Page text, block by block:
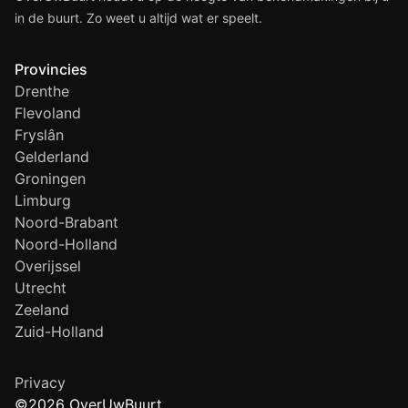
in de buurt. Zo weet u altijd wat er speelt.
Provincies
Drenthe
Flevoland
Fryslân
Gelderland
Groningen
Limburg
Noord-Brabant
Noord-Holland
Overijssel
Utrecht
Zeeland
Zuid-Holland
Privacy
©2026 OverUwBuurt